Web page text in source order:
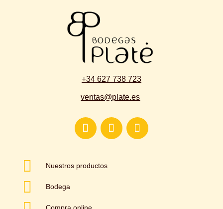
+34 627 738 723
ventas@plate.es
 Nuestros productos
 Bodega
Compra online